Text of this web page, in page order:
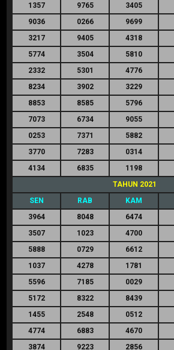
1357
9765 3405
9036
0266 9699
3217
9405 4318
5774
3504 5810
2332
5301 4776
8234
3902 3229
8853
8585 5796
7073
6734 9055
0253
7371 5882
3770
7283 0314
4134
6835 1198
TAHUN 2021
SEN
RAB KAM
3964
8048 6474
3507
1023 4700
5888
0729 6612
1037
4278 1781
5596
7185 0029
5172
8322 8439
1455
2548 0512
4774
6883 4670
3874
9223 2856